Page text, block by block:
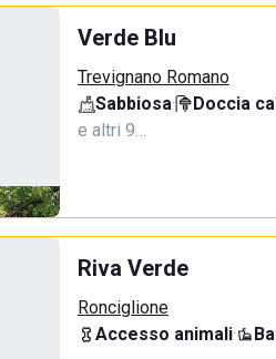
Verde Blu
Trevignano Romano
Sabbiosa· Doccia
e altri 9…
Riva Verde
Ronciglione
Accesso animali·